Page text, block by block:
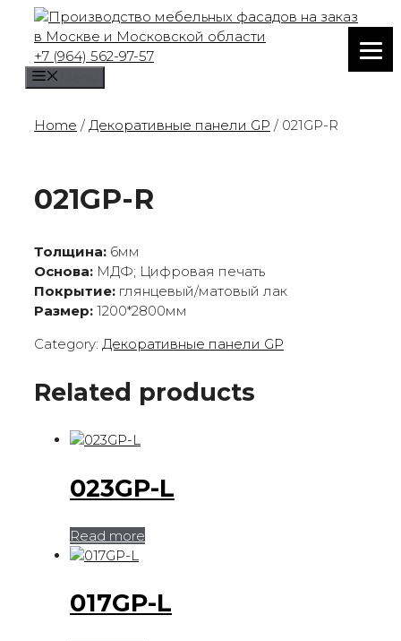
content
+7 (964) 562-97-57
Home /Декоративные панели GP / 021GP-R
021GP-R
Толщина: 6мм
Основа: МДФ; Цифровая печать
Покрытие: глянцевый/матовый лак
Размер: 1200*2800мм
Category: Декоративные панели GP
Related products
023GP-L
Read more
017GP-L